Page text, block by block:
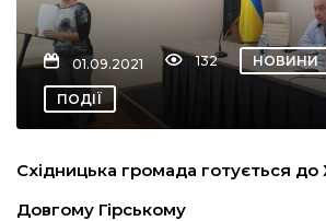
01.09.2021 132 НОВИНИ
ПОДІЇ
Східницька громада готується до
Довгому Гірському